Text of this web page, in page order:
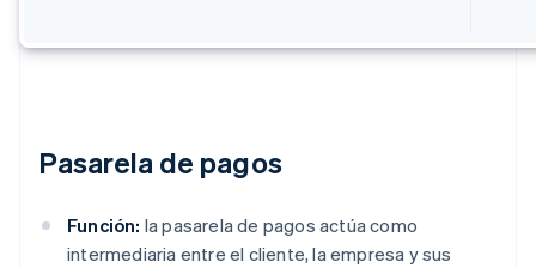
Pasarela de pagos
Función: la pasarela de pagos actúa como
intermediaria entre el cliente, la empresa y sus